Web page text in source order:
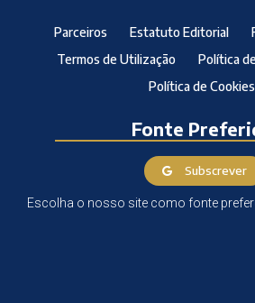
Parceiros Estatuto Editorial
Termos de Utilização
Política
Política de Cookies
Fonte
Subscrever
Escolha o nosso site como fonte